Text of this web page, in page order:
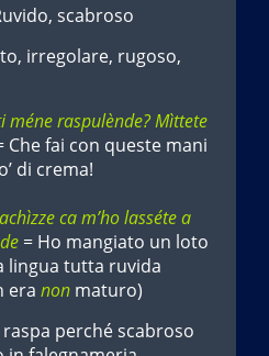
scabroso
irregolare, rugoso,
méne raspulènde? Mìttete
Che fai con queste mani
di crema!
ca m’ho lasséte a
= Ho mangiato un loto
lingua tutta ruvida
era non maturo)
perché scabroso